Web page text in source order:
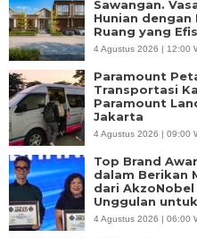
Sawangan.
Hunian dengan
Ruang yang
4 Agustus 2026 | 12:00
Paramount
Transportasi
Paramount
Jakarta
4 Agustus 2026 | 09:00
Top Brand
dalam Berikan
dari
Unggulan
4 Agustus 2026 | 06:00